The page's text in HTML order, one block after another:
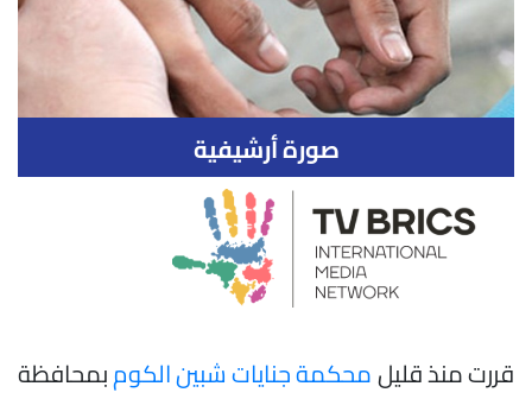
صورة أرشيفية
قررت منذ قليلمحكمة جنايات شبين الكومبمحافظة